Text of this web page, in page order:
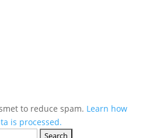
to reduce spam. Learn how
is processed.